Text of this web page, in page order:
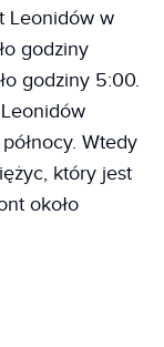
Leonidów w
godziny
godziny 5:00.
Wtedy
który jest
około